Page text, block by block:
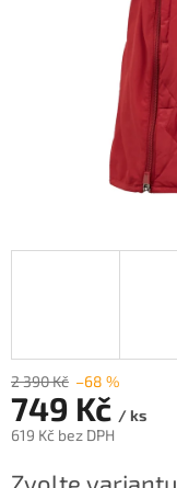
2 390 Kč –68 %
749 Kč / ks
619 Kč bez DPH